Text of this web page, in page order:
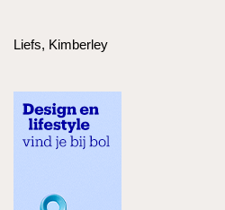
Liefs, Kimberley